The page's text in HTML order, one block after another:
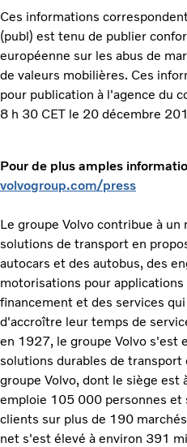
Ces informations
(publ) est tenu de publier
européenne sur les abus de
de valeurs mobilières. Ces
pour publication à l'agence du
8 h 30 CET le 20 décembre
Pour de plus amples
volvogroup.com/press
Le groupe Volvo contribue à un
solutions de transport en
autocars et des autobus, des
motorisations pour
financement et des services
d'accroître leur temps de
en 1927, le groupe Volvo s'est
solutions durables de
groupe Volvo, dont le siège est
emploie 105 000 personnes et
clients sur plus de 190
net s'est élevé à environ 391